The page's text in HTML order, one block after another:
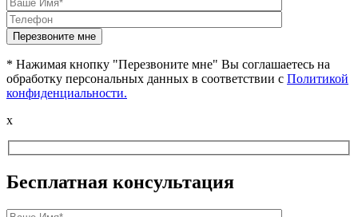
* Нажимая кнопку "Перезвоните мне" Вы соглашаетесь на
обработку персональных данных в соответствии с Политикой
конфиденциальности.
x
Бесплатная консультация